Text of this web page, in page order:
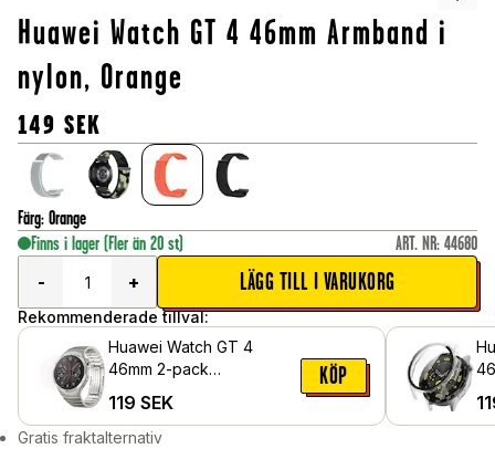
Huawei Watch GT 4 46mm Armband i
nylon, Orange
149 SEK
Färg: Orange
Finns i lager (Fler än 20 st) ART. NR: 44680
-
+ LÄGG TILL I VARUKORG
Rekommenderade tillval:
Huawei Watch GT 4
46mm 2-pack
119 SEK
KÖP
Gratis fraktalternativ